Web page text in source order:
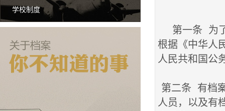
学校制度
第一条 为了
根据《中华人
人民共和国公
第二条 有档
人员，以及有